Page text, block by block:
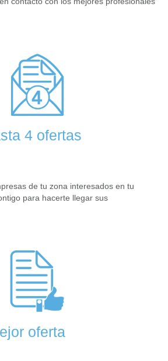
4 ofertas
de tu zona interesados en tu
para hacerte llegar sus
oferta